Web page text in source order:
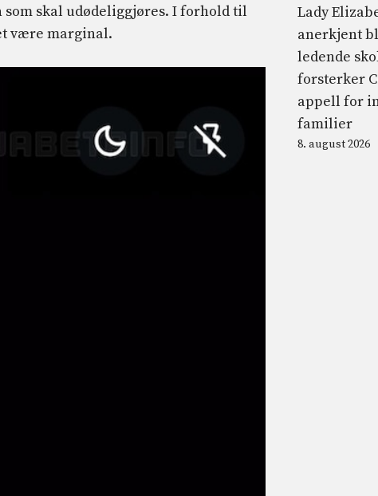
som skal udødeliggjøres. I forhold til
være marginal.
Lady
anerkjent
ledende
forsterker
appell for
familier
8. august 2026